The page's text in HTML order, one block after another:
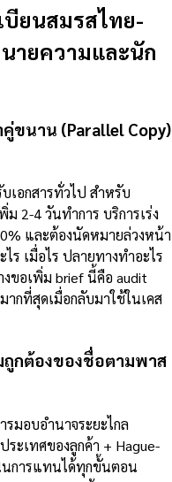
ยนสมรสไทย-
ายความและนัก
คู่ขนาน (Parallel Copy)
เอกสารทั่วไป สำหรับ
2-4 วันทำการ บริการเร่ง
และต้องนัดหมายล่วงหน้า
ร เมื่อไร ปลายทางทำอะไร
งขอเพิ่ม brief นี้คือ audit
กที่สุดเมื่อกลับมาใช้ในเคส
ถูกต้องของชื่อตามพาส
รมอบอำนาจระยะไกล
ระเทศของลูกค้า + Hague-
นการแทนได้ทุกขั้นตอน